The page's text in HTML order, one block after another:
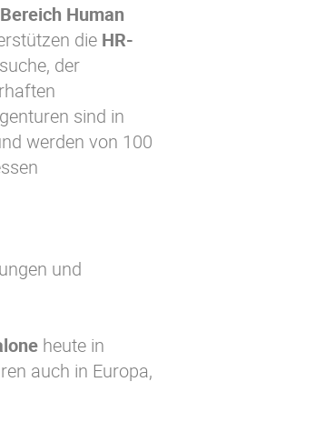
Human
die HR-
der
sind in
werden von 100
und
heute in
auch in Europa,